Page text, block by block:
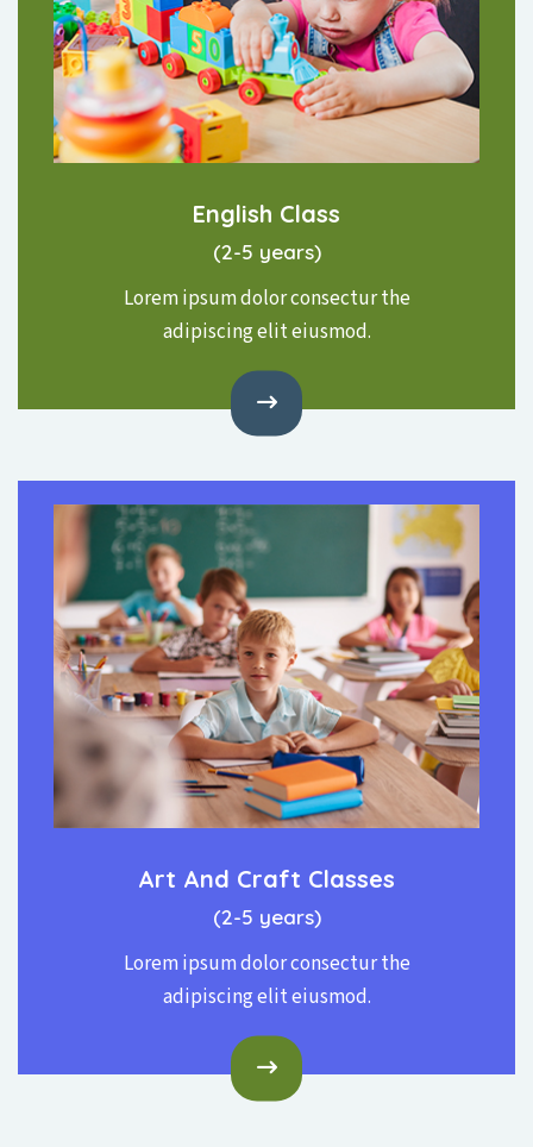
English Class
(2-5 years)
Lorem ipsum dolor consectur the
adipiscing elit eiusmod.
Art And Craft Classes
(2-5 years)
Lorem ipsum dolor consectur the
adipiscing elit eiusmod.